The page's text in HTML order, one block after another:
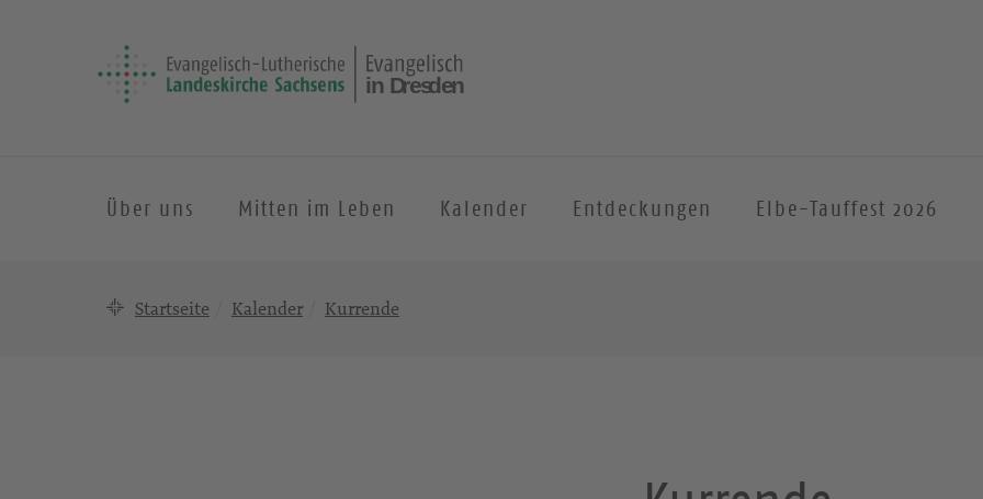
Über uns Mitten im Leben Kalender Entdeckungen Elbe-Tauffest 2026
Startseite Kalender Kurrende